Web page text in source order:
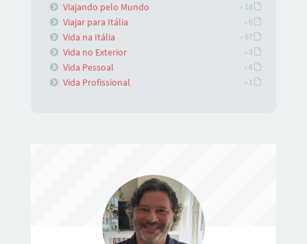
Viajando pelo Mundo » 18
Viajar para Itália » 6
Vida na Itália » 97
Vida no Exterior » 3
Vida Pessoal » 6
Vida Profissional » 1